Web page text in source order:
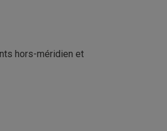
hors-méridien et